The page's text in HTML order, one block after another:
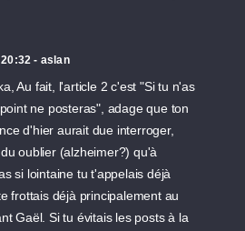
- aslan
Au fait, l'article 2 c'est "Si tu n'as
ne posteras", adage que ton
d'hier aurait due interroger,
oublier (alzheimer?) qu'à
si lointaine tu t'appelais déjà
frottais déjà principalement au
Gaël. Si tu évitais les posts à la